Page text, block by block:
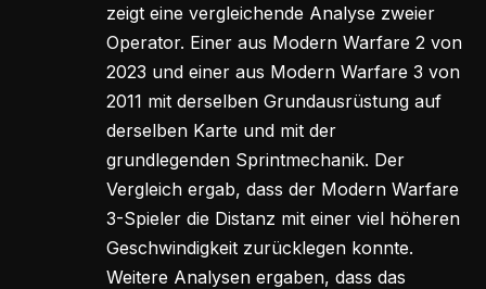
zeigt eine vergleichende Analyse zweier
Operator. Einer aus Modern Warfare 2 von
2023 und einer aus Modern Warfare 3 von
2011 mit derselben Grundausrüstung auf
derselben Karte und mit der
grundlegenden Sprintmechanik. Der
Vergleich ergab, dass der Modern Warfare
3-Spieler die Distanz mit einer viel höheren
Geschwindigkeit zurücklegen konnte.
Weitere Analysen ergaben, dass das